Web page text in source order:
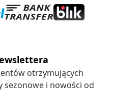
otrzymujących
i nowości od